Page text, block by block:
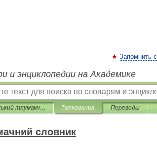
Запомнить
и энциклопедии на Академике
Український тлумачний словник Толкования Переводы
словник